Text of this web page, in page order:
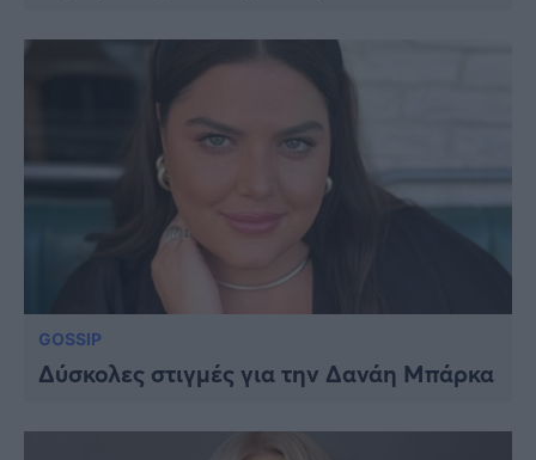
GOSSIP
Δύσκολες στιγμές για την Δανάη Μπάρκα